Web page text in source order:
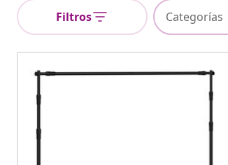
Filtros Categorías